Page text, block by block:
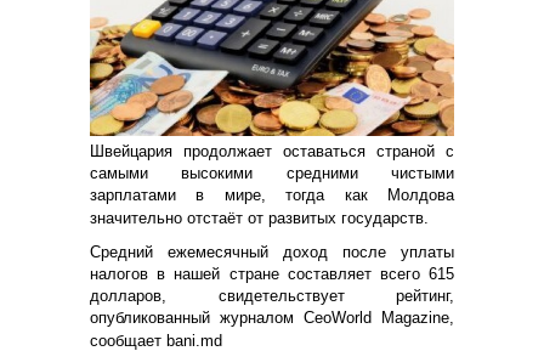
Швейцария продолжает оставаться страной с
самыми высокими средними чистыми
зарплатами в мире, тогда как Молдова
значительно отстаёт от развитых государств.
Средний ежемесячный доход после уплаты
налогов в нашей стране составляет всего 615
долларов, свидетельствует рейтинг,
опубликованный журналом CeoWorld Magazine,
сообщает bani.md